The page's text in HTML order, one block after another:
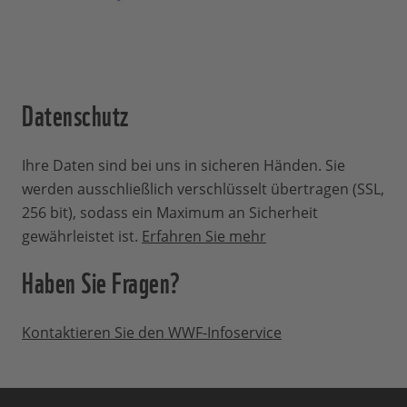
Datenschutz
Ihre Daten sind bei uns in sicheren Händen. Sie
werden ausschließlich verschlüsselt übertragen (SSL,
256 bit), sodass ein Maximum an Sicherheit
gewährleistet ist. Erfahren Sie mehr
Haben Sie Fragen?
Kontaktieren Sie den WWF-Infoservice